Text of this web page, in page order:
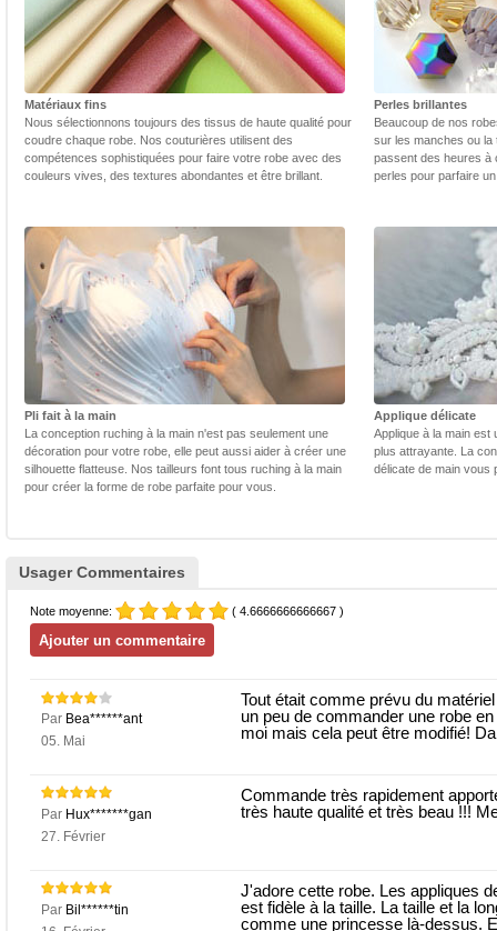
Matériaux fins
Nous sélectionnons toujours des tissus de haute qualité pour
coudre chaque robe. Nos couturières utilisent des
compétences sophistiquées pour faire votre robe avec des
couleurs vives, des textures abondantes et être brillant.
Perles brillantes
Beaucoup de nos
sur les manches ou la
passent des heures à
perles pour parfaire
Pli fait à la main
La conception ruching à la main n'est pas seulement une
décoration pour votre robe, elle peut aussi aider à créer une
silhouette flatteuse. Nos tailleurs font tous ruching à la main
pour créer la forme de robe parfaite pour vous.
Applique délicate
Applique à la main est
plus attrayante. La
délicate de main vous
Usager Commentaires
Note moyenne: ( 4.6666666666667 )
Par Bea******ant
05. Mai
Tout était comme prévu du
un peu de commander une robe
moi mais cela peut être modifié!
Par Hux*******gan
27. Février
Commande très rapidement
très haute qualité et très beau !!!
Par Bil******tin
J'adore cette robe. Les appliques
est fidèle à la taille. La taille et la
comme une princesse là-dessus.